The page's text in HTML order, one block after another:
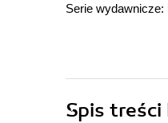
Serie wydawnicze:
Spis treści